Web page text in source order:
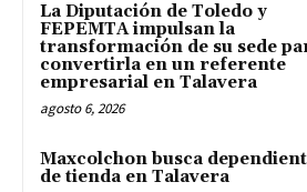
La Diputación de Toledo y
FEPEMTA impulsan la
transformación de su sede
convertirla en un referente
empresarial en Talavera
agosto 6, 2026
Maxcolchon busca
de tienda en Talavera